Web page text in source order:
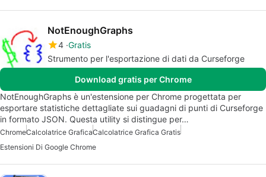
NotEnoughGraphs
4 Gratis
Strumento per l'esportazione di dati da Curseforge
Download gratis per Chrome
NotEnoughGraphs è un'estensione per Chrome progettata per
esportare statistiche dettagliate sui guadagni di punti di Curseforge
in formato JSON. Questa utility si distingue per…
ChromeCalcolatrice GraficaCalcolatrice Grafica Gratis
Estensioni Di Google Chrome